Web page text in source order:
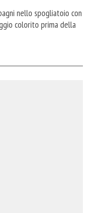
nello spogliatoio con
colorito prima della